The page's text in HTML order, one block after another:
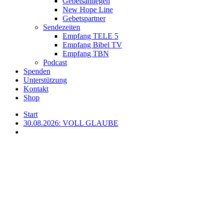
New Hope Line
Gebetspartner
Sendezeiten
Empfang TELE 5
Empfang Bibel TV
Empfang TBN
Podcast
Spenden
Unterstützung
Kontakt
Shop
Start
30.08.2026: VOLL GLAUBE